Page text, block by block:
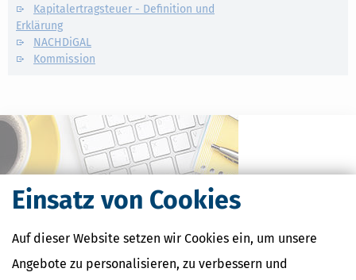
Einsatz von Cookies
Auf dieser Website setzen wir Cookies ein, um unsere
Angebote zu personalisieren, zu verbessern und
Kapitalertragsteuer - Definition und
Erklärung
NACHDiGAL
Kommission